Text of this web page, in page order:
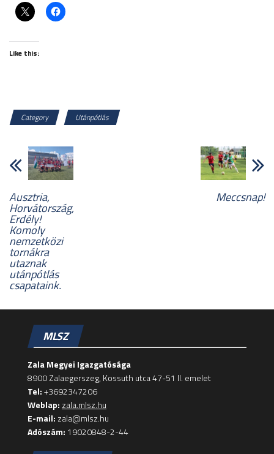
Like this:
Category Utánpótlás
Ausztria,
Horvátország,
Erdély!
Komoly
nemzetközi
tornákra
utaznak
utánpótlás
csapataink.
Meccsnap!
MLSZ
Zala Megyei Igazgatósága
8900 Zalaegerszeg, Kossuth utca 47-51 II. emelet
Tel:+3692347206
Weblap: zala.mlsz.hu
E-mail: zala@mlsz.hu
Adószám: 19020848-2-44